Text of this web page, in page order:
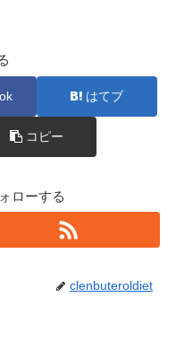
はてブ
コピー
ローする
clenbuteroldiet